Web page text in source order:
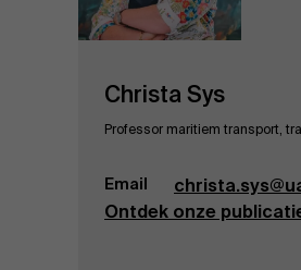
Christa Sys
Professor maritiem transport,
Email
Ontdek onze